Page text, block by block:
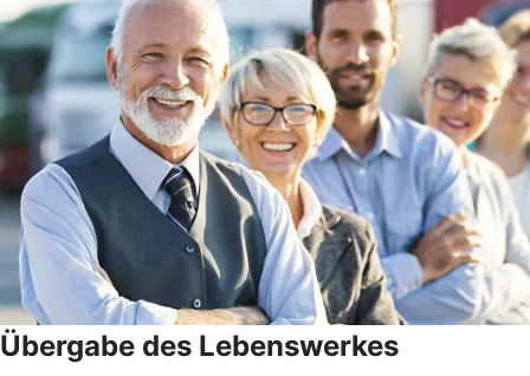
Übergabe des Lebenswerkes